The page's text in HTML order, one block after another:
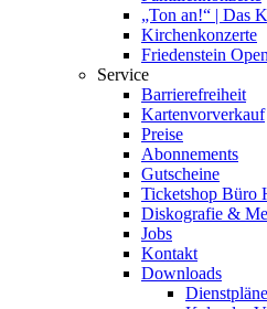
„Ton an!“ | Das
Kirchenkonzerte
Friedenstein
Service
Barrierefreiheit
Kartenvorverkauf
Preise
Abonnements
Gutscheine
Ticketshop Büro
Diskografie &
Jobs
Kontakt
Downloads
Dienstpläne